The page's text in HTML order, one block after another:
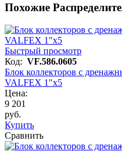
Похожие
Быстрый просмотр
Код: VF.586.0605
Блок коллекторов с
VALFEX 1"х5
Цена:
9 201
руб.
Купить
Сравнить